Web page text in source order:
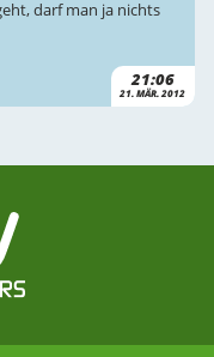
21:06
21. MÄR. 2012
darf man ja nichts